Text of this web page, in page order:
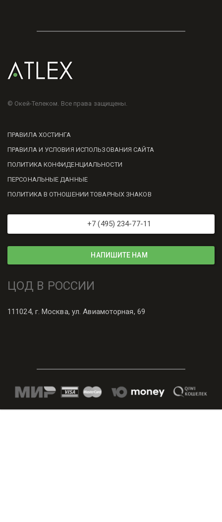
© Окей-Телеком. Все права защищены.
ПРАВИЛА ХОСТИНГА
ПРАВИЛА И УСЛОВИЯ ИСПОЛЬЗОВАНИЯ САЙТА
ПОЛИТИКА КОНФИДЕНЦИАЛЬНОСТИ
ПЕРСОНАЛЬНЫЕ ДАННЫЕ
ПОЛИТИКА В ОТНОШЕНИИ ТОВАРНЫХ ЗНАКОВ
+7 (495) 234-77-11
НАПИШИТЕ НАМ
ЦОД В РОССИИ
111024, г. Москва, ул. Авиамоторная, 69